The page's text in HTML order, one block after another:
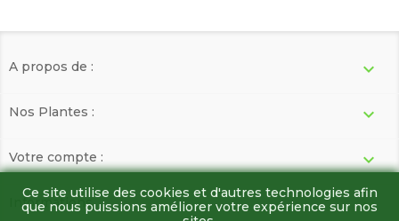
A propos de : 
Nos Plantes : 
Votre compte : 
Informations keyboard_arrow_down
Ce site utilise des cookies et d'autres technologies afin
que nous puissions améliorer votre expérience sur nos